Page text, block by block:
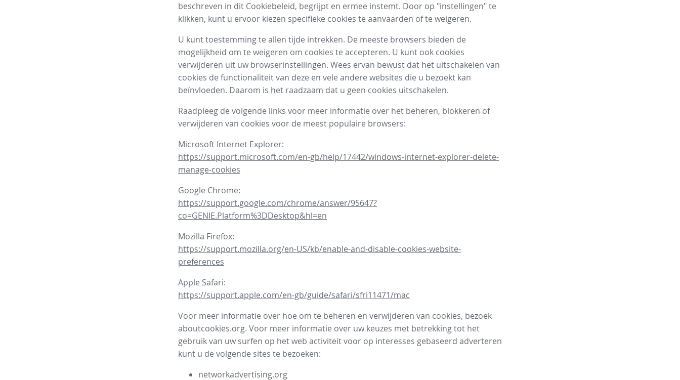
beschreven in dit Cookiebeleid, begrijpt en ermee instemt. Door op "instellingen" te
klikken, kunt u ervoor kiezen specifieke cookies te aanvaarden of te weigeren.
U kunt toestemming te allen tijde intrekken. De meeste browsers bieden de
mogelijkheid om te weigeren om cookies te accepteren. U kunt ook cookies
verwijderen uit uw browserinstellingen. Wees ervan bewust dat het uitschakelen van
cookies de functionaliteit van deze en vele andere websites die u bezoekt kan
beïnvloeden. Daarom is het raadzaam dat u geen cookies uitschakelen.
Raadpleeg de volgende links voor meer informatie over het beheren, blokkeren of
verwijderen van cookies voor de meest populaire browsers:
Microsoft Internet Explorer:
https://support.microsoft.com/en-gb/help/17442/windows-internet-explorer-delete-
manage-cookies
Google Chrome:
https://support.google.com/chrome/answer/95647?
co=GENIE.Platform%3DDesktop&hl=en
Mozilla Firefox:
https://support.mozilla.org/en-US/kb/enable-and-disable-cookies-website-
preferences
Apple Safari:
https://support.apple.com/en-gb/guide/safari/sfri11471/mac
Voor meer informatie over hoe om te beheren en verwijderen van cookies, bezoek
aboutcookies.org. Voor meer informatie over uw keuzes met betrekking tot het
gebruik van uw surfen op het web activiteit voor op interesses gebaseerd adverteren
kunt u de volgende sites te bezoeken:
networkadvertising.org